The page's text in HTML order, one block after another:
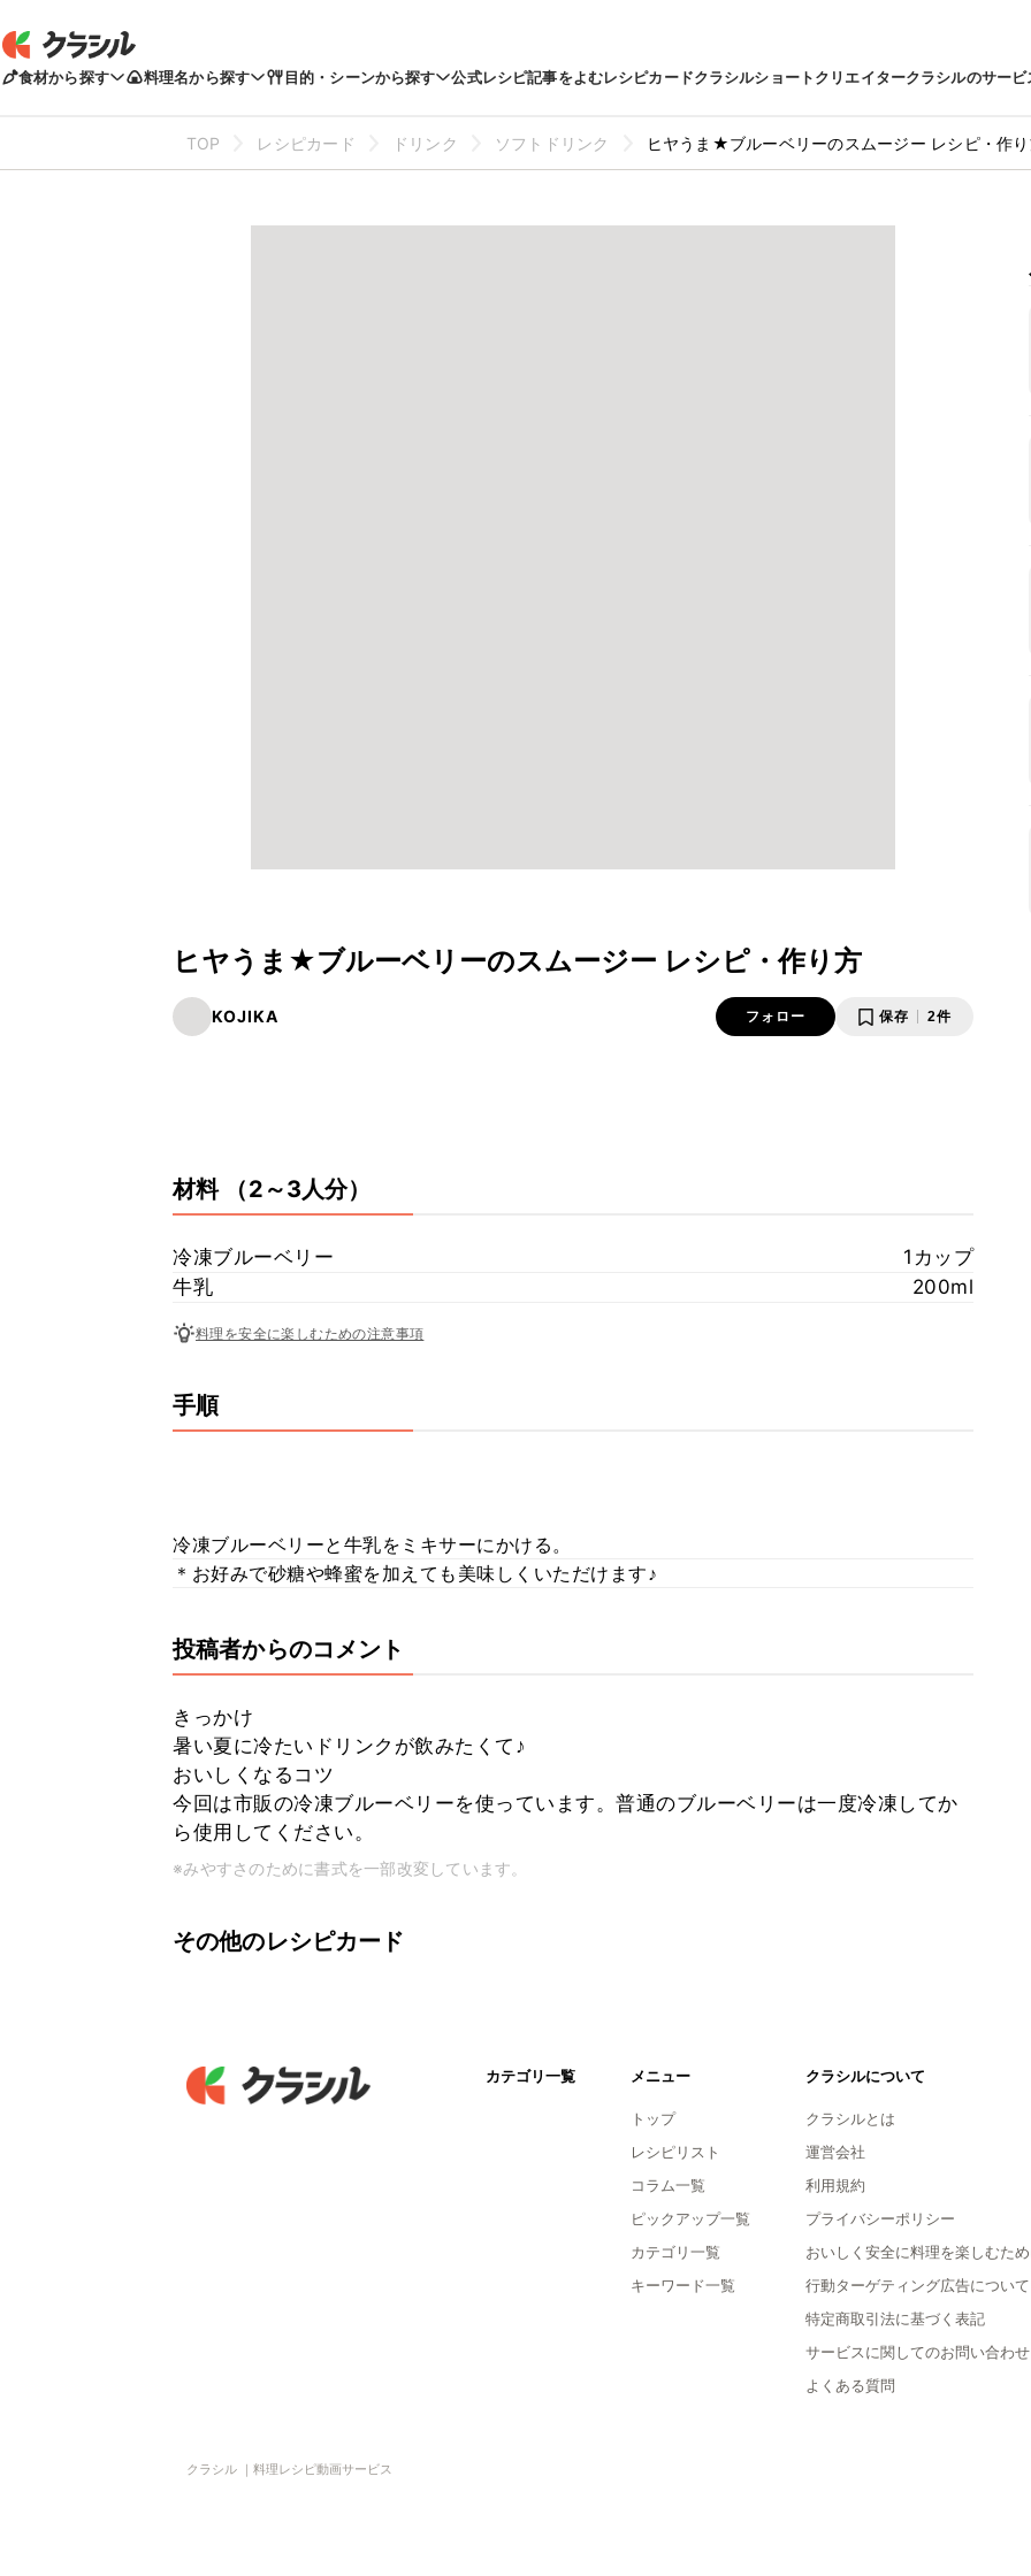
食材から探す 料理名から探す 目的・シーンから探す 公式レシピ記事をよむレシピカードクラシルショートクリエイタークラシルのサービ
TOP レシピカード ドリンク ソフトドリンク ヒヤうま★ブルーベリーのスムージー レシピ・作
ヒヤうま★ブルーベリーのスムージー レシピ・作り方
KOJIKA フォロー 保存 2件
材料 （2～3人分）
冷凍ブルーベリー
1カップ
牛乳
200ml
料理を安全に楽しむための注意事項
手順
冷凍ブルーベリーと牛乳をミキサーにかける。
＊お好みで砂糖や蜂蜜を加えても美味しくいただけます♪
投稿者からのコメント
きっかけ
暑い夏に冷たいドリンクが飲みたくて♪
おいしくなるコツ
今回は市販の冷凍ブルーベリーを使っています。普通のブルーベリーは一度冷凍してか
ら使用してください。
※みやすさのために書式を一部改変しています。
その他のレシピカード
カテゴリ一覧 メニュー
トップ
レシピリスト
コラム一覧
ピックアップ一覧
カテゴリ一覧
キーワード一覧
クラシルについて
クラシルとは
運営会社
利用規約
プライバシーポリシー
おいしく安全に料理を楽しむため
行動ターゲティング広告について
特定商取引法に基づく表記
サービスに関してのお問い合わせ
よくある質問
クラシル ｜料理レシピ動画サービス